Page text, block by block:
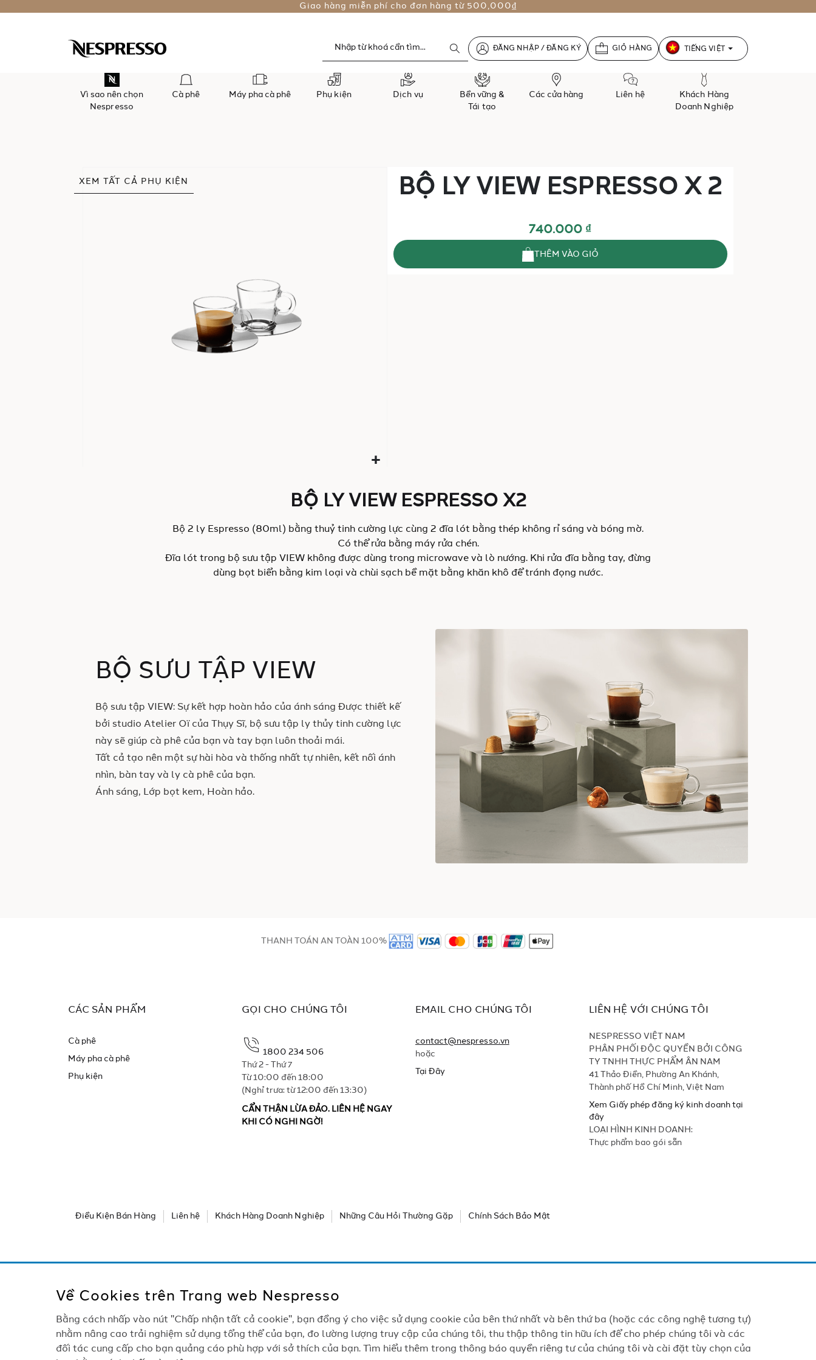
Giao hàng miễn phí cho đơn hàng từ 500,000₫
ĐĂNG NHẬP / ĐĂNG KÝ GIỎ HÀNG
Ngôn
ngữ
TIẾNG VIỆT
Vì sao nên chọn
Nespresso
Cà phê Máy pha cà phê Phụ kiện Dịch vụ
Bền vững &
Tái tạo
Các cửa hàng Liên hệ
Khách Hàng
Doanh Nghiệp
đến
viện
hình
BỘ LY VIEW ESPRESSO X 2
XEM TẤT CẢ PHỤ KIỆN
740.000 ₫
THÊM VÀO GIỎ
BỘ LY VIEW ESPRESSO X2
Bộ 2 ly Espresso (80ml) bằng thuỷ tinh cường lực cùng 2 đĩa lót bằng thép không rỉ sáng và bóng mờ.
Có thể rửa bằng máy rửa chén.
Đĩa lót trong bộ sưu tập VIEW không được dùng trong microwave và lò nướng. Khi rửa đĩa bằng tay, đừng
dùng bọt biển bằng kim loại và chùi sạch bề mặt bằng khăn khô để tránh đọng nước.
BỘ SƯU TẬP VIEW
Bộ sưu tập VIEW: Sự kết hợp hoàn hảo của ánh sáng Được thiết kế
bởi studio Atelier Oï của Thụy Sĩ, bộ sưu tập ly thủy tinh cường lực
này sẽ giúp cà phê của bạn và tay bạn luôn thoải mái.
Tất cả tạo nên một sự hài hòa và thống nhất tự nhiên, kết nối ánh
nhìn, bàn tay và ly cà phê của bạn.
Ánh sáng, Lớp bọt kem, Hoàn hảo.
THANH TOÁN AN TOÀN 100%
CÁC SẢN PHẨM
Cà phê
Máy pha cà phê
Phụ kiện
GỌI CHO CHÚNG TÔI
1800 234 506
Thứ 2 - Thứ 7
Từ 10:00 đến 18:00
(Nghỉ trưa: từ 12:00 đến 13:30)
CẨN THẬN LỪA ĐẢO. LIÊN HỆ NGAY
KHI CÓ NGHI NGỜ!
EMAIL CHO CHÚNG TÔI
contact@nespresso.vn
hoặc
Tại Đây
LIÊN HỆ VỚI CHÚNG TÔI
NESPRESSO VIỆT NAM
PHÂN PHỐI ĐỘC QUYỀN BỞI CÔNG
TY TNHH THỰC PHẨM ÂN NAM
41 Thảo Điền, Phường An Khánh,
Thành phố Hồ Chí Minh, Việt Nam
Xem Giấy phép đăng ký kinh doanh tại
đây
LOẠI HÌNH KINH DOANH:
Thực phẩm bao gói sẵn
Điều Kiện Bán Hàng Liên hệ Khách Hàng Doanh Nghiệp Những Câu Hỏi Thường Gặp Chính Sách Bảo Mật
Về Cookies trên Trang web Nespresso
Bằng cách nhấp vào nút "Chấp nhận tất cả cookie", bạn đồng ý cho việc sử dụng cookie của bên thứ nhất và bên thứ ba (hoặc các công nghệ tương tự)
nhằm nâng cao trải nghiệm sử dụng tổng thể của bạn, đo lường lượng truy cập của chúng tôi, thu thập thông tin hữu ích để cho phép chúng tôi và các
đối tác cung cấp cho bạn quảng cáo phù hợp với sở thích của bạn. Tìm hiểu thêm trong thông báo quyền riêng tư của chúng tôi và cài đặt tùy chọn của